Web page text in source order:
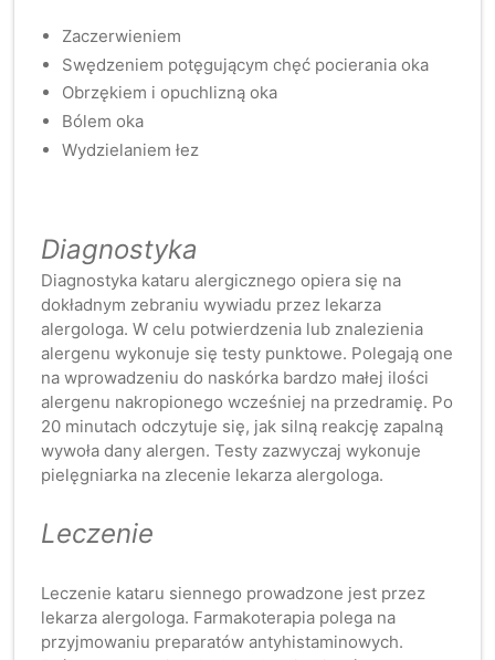
Zaczerwieniem
Swędzeniem potęgującym chęć pocierania oka
Obrzękiem i opuchlizną oka
Bólem oka
Wydzielaniem łez
Diagnostyka
Diagnostyka kataru alergicznego opiera się na
dokładnym zebraniu wywiadu przez lekarza
alergologa. W celu potwierdzenia lub znalezienia
alergenu wykonuje się testy punktowe. Polegają one
na wprowadzeniu do naskórka bardzo małej ilości
alergenu nakropionego wcześniej na przedramię. Po
20 minutach odczytuje się, jak silną reakcję zapalną
wywoła dany alergen. Testy zazwyczaj wykonuje
pielęgniarka na zlecenie lekarza alergologa.
Leczenie
Leczenie kataru siennego prowadzone jest przez
lekarza alergologa. Farmakoterapia polega na
przyjmowaniu preparatów antyhistaminowych.